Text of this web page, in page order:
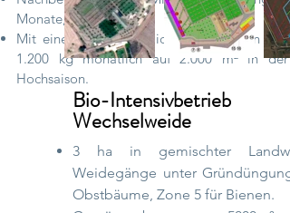
Monate,
Mit einer durchschnittlichen Produktion von
1.200 kg monatlich auf 2.000 m² in der
Hochsaison.
Bio-
Wechselweide
3 ha in gemischter
Weidegänge unter
Obstbäume, Zone 5 für Bienen.